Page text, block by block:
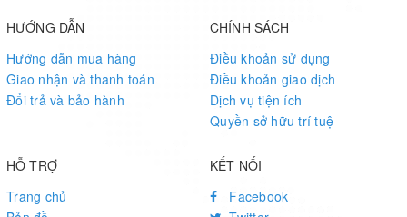
HƯỚNG DẪN
Hướng dẫn mua hàng
Giao nhận và thanh toán
Đổi trả và bảo hành
CHÍNH SÁCH
Điều khoản sử dụng
Điều khoản giao dịch
Dịch vụ tiện ích
Quyền sở hữu trí tuệ
HỖ TRỢ
Trang chủ
KẾT NỐI
Facebook